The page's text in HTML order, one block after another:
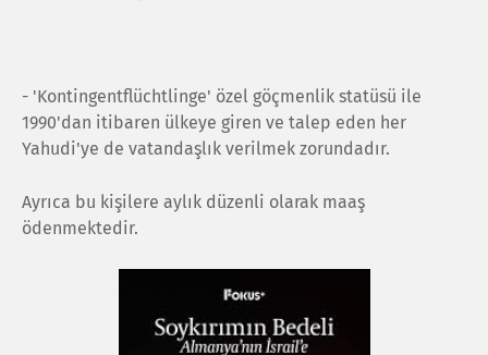
- 'Kontingentflüchtlinge' özel göçmenlik statüsü ile
1990'dan itibaren ülkeye giren ve talep eden her
Yahudi'ye de vatandaşlık verilmek zorundadır.
Ayrıca bu kişilere aylık düzenli olarak maaş
ödenmektedir.